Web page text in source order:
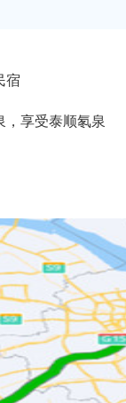
宿
，享受泰顺氡泉